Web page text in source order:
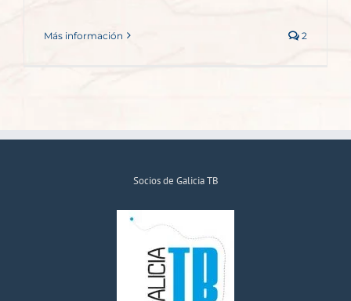
Más información 2
Socios de Galicia TB